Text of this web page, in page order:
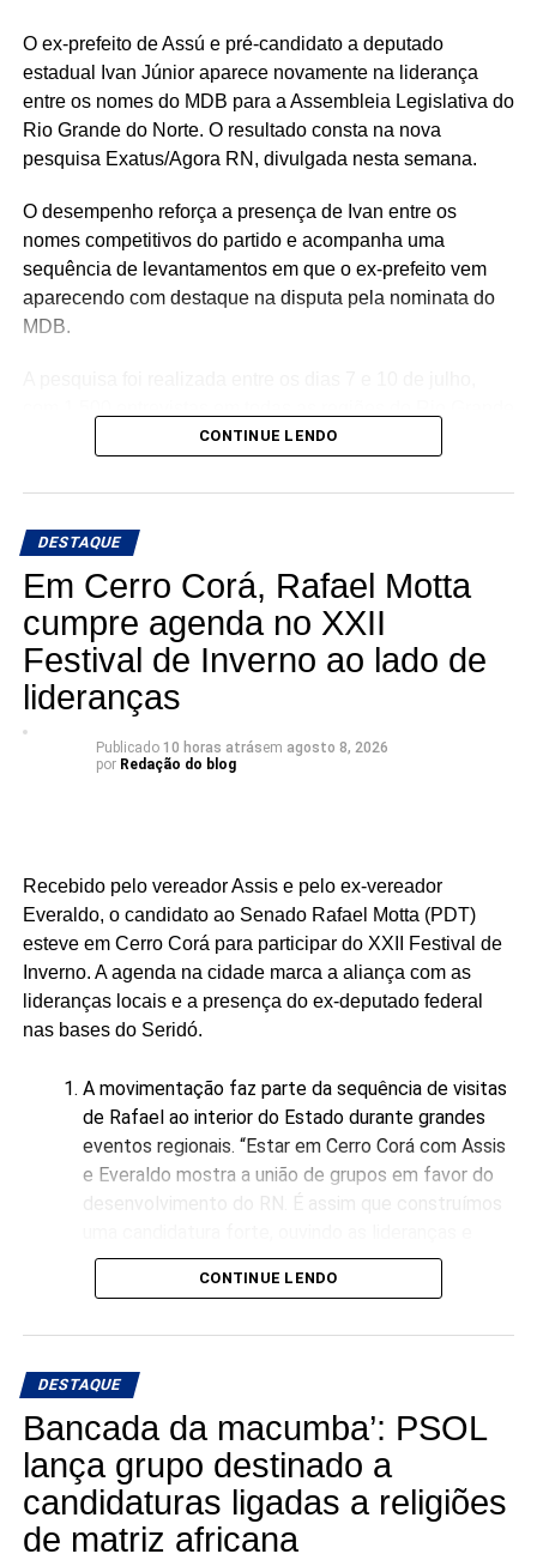
financeiro seja convertido em obras, melhoria dos
serviços públicos, investimentos em infraestrutura e
ações que tragam resultados concretos para os
moradores de São Gonçalo do Amarante.
O ex-prefeito de Assú e pré-candidato a deputado
estadual Ivan Júnior aparece novamente na liderança
entre os nomes do MDB para a Assembleia Legislativa do
Rio Grande do Norte. O resultado consta na nova
pesquisa Exatus/Agora RN, divulgada nesta semana.
O desempenho reforça a presença de Ivan entre os
nomes competitivos do partido e acompanha uma
sequência de levantamentos em que o ex-prefeito vem
aparecendo com destaque na disputa pela nominata do
MDB.
do Norte. O levantamento tem margem de erro de 2,53
registrado na Justiça Eleitoral sob o número RN-
O resultado chega em um momento de expansão da pré-
campanha de Ivan Júnior. O ex-prefeito de Assú, vem
percorrendo diferentes regiões do estado, realizando
reuniões, ouvindo lideranças e fortalecendo alianças.
Nesta semana Ivan Júnior esteve visitando todas as
cidades do Vale.
A liderança dentro da nominata ganha importância
Nesse cenário, aparecer na primeira posição entre os
nomes do MDB representa um dado relevante para o
acompanhamento da pré-campanha.
Para Ivan, o resultado é mais um estímulo para continuar
percorrendo o estado e apresentando suas propostas. “É
que já fizemos e acredita que podemos fazer muito mais
pelo Rio Grande do Norte”, afirmou o pré-candidato em
publicação nas redes sociais.
A nova pesquisa reforça, portanto, o momento de
frente da Prefeitura de Assú em um projeto de
CONTINUE LENDO
DESTAQUE
Em Cerro Corá, Rafael Motta
cumpre agenda no XXII
Festival de Inverno ao lado de
lideranças
Publicado 10 horas atrásem agosto 8, 2026
por Redação do blog
Recebido pelo vereador Assis e pelo ex-vereador
Everaldo, o candidato ao Senado Rafael Motta (PDT)
esteve em Cerro Corá para participar do XXII Festival de
Inverno. A agenda na cidade marca a aliança com as
lideranças locais e a presença do ex-deputado federal
nas bases do Seridó.
A movimentação faz parte da sequência de visitas
de Rafael ao interior do Estado durante grandes
eventos regionais. “Estar em Cerro Corá com Assis
e Everaldo mostra a união de grupos em favor do
desenvolvimento do RN. É assim que construímos
garantindo representatividade direta para o
município no Senado”, declarou Rafael Motta.
CONTINUE LENDO
DESTAQUE
Bancada da macumba’: PSOL
lança grupo destinado a
candidaturas ligadas a religiões
de matriz africana